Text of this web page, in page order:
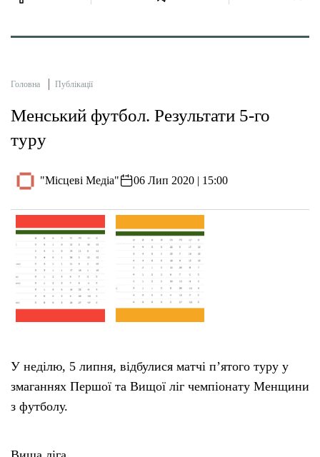
Головна Публікації
Менський футбол. Результати 5-го
туру
"Місцеві Медіа" 06 Лип 2020 | 15:00
У неділю, 5 липня, відбулися матчі п’ятого туру у
змаганнях Першої та Вищої ліг чемпіонату Менщини
з футболу.